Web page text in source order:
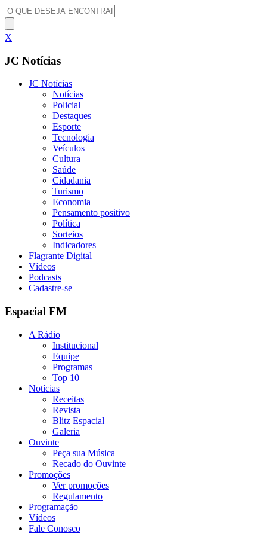
X
JC Notícias
JC Notícias
Notícias
Policial
Destaques
Esporte
Tecnologia
Veículos
Cultura
Saúde
Cidadania
Turismo
Economia
Pensamento positivo
Política
Sorteios
Indicadores
Flagrante Digital
Vídeos
Podcasts
Cadastre-se
Espacial FM
A Rádio
Institucional
Equipe
Programas
Top 10
Notícias
Receitas
Revista
Blitz Espacial
Galeria
Ouvinte
Peça sua Música
Recado do Ouvinte
Promoções
Ver promoções
Regulamento
Programação
Vídeos
Fale Conosco